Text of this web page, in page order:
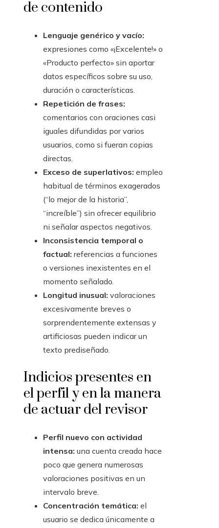
de contenido
Lenguaje genérico y vacío:
expresiones como «¡Excelente!» o
«Producto perfecto» sin aportar
datos específicos sobre su uso,
duración o características.
Repetición de frases:
comentarios con oraciones casi
iguales difundidas por varios
usuarios, como si fueran copias
directas.
Exceso de superlativos: empleo
habitual de términos exagerados
(“lo mejor de la historia”,
“increíble”) sin ofrecer equilibrio
ni señalar aspectos negativos.
Inconsistencia temporal o
factual: referencias a funciones
o versiones inexistentes en el
momento señalado.
Longitud inusual: valoraciones
excesivamente breves o
sorprendentemente extensas y
artificiosas pueden indicar un
texto prediseñado.
Indicios presentes en
el perfil y en la manera
de actuar del revisor
Perfil nuevo con actividad
intensa: una cuenta creada hace
poco que genera numerosas
valoraciones positivas en un
intervalo breve.
Concentración temática: el
usuario se dedica únicamente a